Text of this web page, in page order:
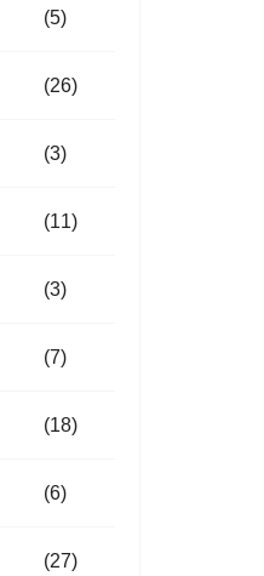
(5)
(26)
(3)
(11)
(3)
(7)
(18)
(6)
(27)